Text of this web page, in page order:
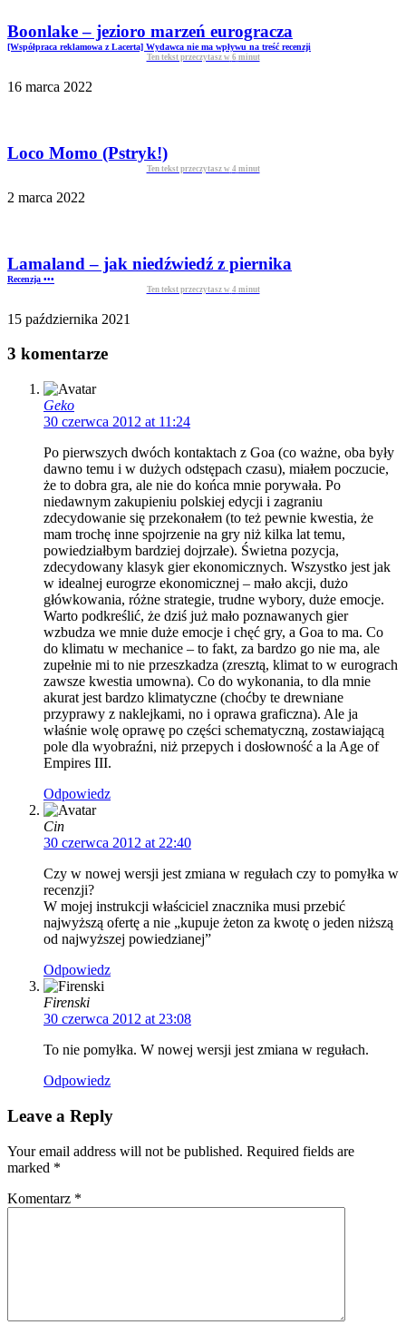
Boonlake – jezioro marzeń eurogracza
[Współpraca reklamowa z Lacerta] Wydawca nie ma wpływu na treść recenzji
Ten tekst przeczytasz w 6 minut
16 marca 2022
Loco Momo (Pstryk!)
Ten tekst przeczytasz w 4 minut
2 marca 2022
Lamaland – jak niedźwiedź z piernika
Recenzja •••
Ten tekst przeczytasz w 4 minut
15 października 2021
3 komentarze
Geko
30 czerwca 2012 at 11:24
Po pierwszych dwóch kontaktach z Goa (co ważne, oba były
dawno temu i w dużych odstępach czasu), miałem poczucie,
że to dobra gra, ale nie do końca mnie porywała. Po
niedawnym zakupieniu polskiej edycji i zagraniu
zdecydowanie się przekonałem (to też pewnie kwestia, że
mam trochę inne spojrzenie na gry niż kilka lat temu,
powiedziałbym bardziej dojrzałe). Świetna pozycja,
zdecydowany klasyk gier ekonomicznych. Wszystko jest jak
w idealnej eurogrze ekonomicznej – mało akcji, dużo
główkowania, różne strategie, trudne wybory, duże emocje.
Warto podkreślić, że dziś już mało poznawanych gier
wzbudza we mnie duże emocje i chęć gry, a Goa to ma. Co
do klimatu w mechanice – to fakt, za bardzo go nie ma, ale
zupełnie mi to nie przeszkadza (zresztą, klimat to w eurograch
zawsze kwestia umowna). Co do wykonania, to dla mnie
akurat jest bardzo klimatyczne (choćby te drewniane
przyprawy z naklejkami, no i oprawa graficzna). Ale ja
właśnie wolę oprawę po części schematyczną, zostawiającą
pole dla wyobraźni, niż przepych i dosłowność a la Age of
Empires III.
Odpowiedz
Cin
30 czerwca 2012 at 22:40
Czy w nowej wersji jest zmiana w regułach czy to pomyłka w
recenzji?
W mojej instrukcji właściciel znacznika musi przebić
najwyższą ofertę a nie „kupuje żeton za kwotę o jeden niższą
od najwyższej powiedzianej”
Odpowiedz
Firenski
30 czerwca 2012 at 23:08
To nie pomyłka. W nowej wersji jest zmiana w regułach.
Odpowiedz
Leave a Reply
Your email address will not be published. Required fields are
marked *
Komentarz *